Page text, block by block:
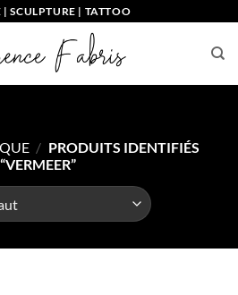
| SCULPTURE | TATTOO
/ PRODUITS IDENTIFIÉS
“VERMEER”